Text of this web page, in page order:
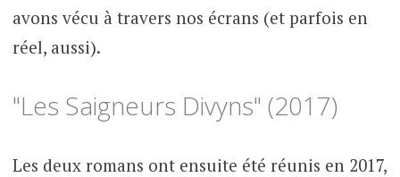
avons vécu à travers nos écrans (et parfois en
réel, aussi).
"Les Saigneurs Divyns" (2017)
Les deux romans ont ensuite été réunis en 2017,